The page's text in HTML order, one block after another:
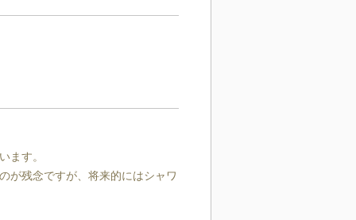
ます。
が残念ですが、将来的にはシャワ